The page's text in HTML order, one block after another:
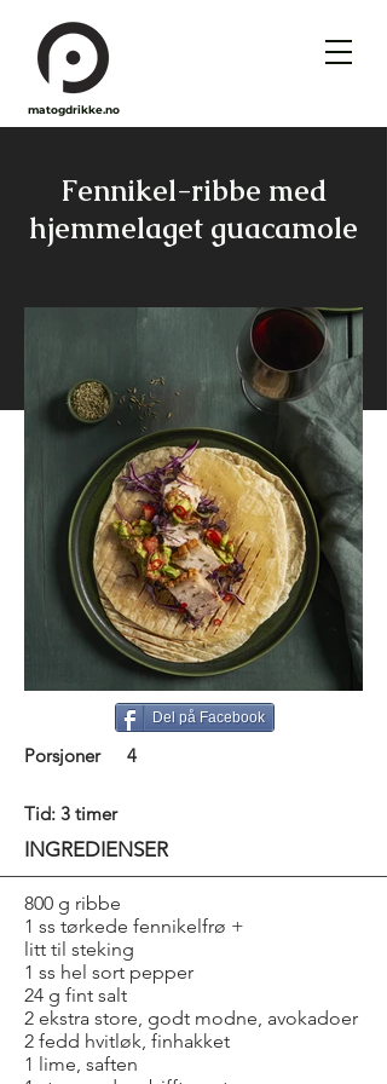
matogdrikke.no
Fennikel-ribbe med
hjemmelaget guacamole
Del på Facebook
Porsjoner 4
Tid: 3 timer
INGREDIENSER
800 g ribbe
1 ss tørkede fennikelfrø +
litt til steking
1 ss hel sort pepper
24 g fint salt
2 ekstra store, godt modne, avokadoer
2 fedd hvitløk, finhakket
1 lime, saften